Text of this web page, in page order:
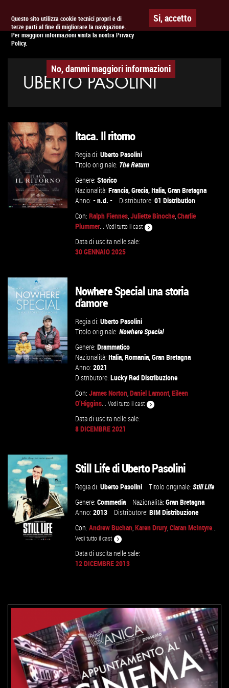
Questo sito utilizza cookie tecnici propri e di
terze parti al fine di migliorare la navigazione.
Per maggiori informazioni visita la nostra Privacy
Policy.
Si, accetto
No, dammi maggiori informazioni
APPUNTAMENTO AL CINEMA
UBERTO PASOLINI
Itaca. Il ritorno
Regia di:Uberto Pasolini
Titolo originale: The Return
Genere:Storico
Nazionalità:Francia,Grecia,Italia,Gran Bretagna
Anno:- n.d. - Distributore:01 Distribution
Con:Ralph Fiennes,Juliette Binoche,Charlie
Plummer...Vedi tutto il cast
Data di uscita nelle sale:
30 GENNAIO 2025
Nowhere Special una storia
d'amore
Regia di:Uberto Pasolini
Titolo originale:Nowhere Special
Genere:Drammatico
Nazionalità:Italia,Romania,Gran Bretagna
Anno:2021
Distributore:Lucky Red Distribuzione
Con:James Norton,Daniel Lamont,Eileen
O’Higgins...Vedi tutto il cast
Data di uscita nelle sale:
8 DICEMBRE 2021
Still Life di Uberto Pasolini
Regia di:Uberto Pasolini Titolo originale:Still Life
Genere:Commedia Nazionalità:Gran Bretagna
Anno:2013 Distributore:BIM Distribuzione
Con:Andrew Buchan,Karen Drury,Ciaran McIntyre...
Vedi tutto il cast
Data di uscita nelle sale:
12 DICEMBRE 2013